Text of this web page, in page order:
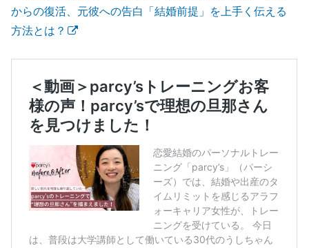
からの復活、元彼への告白「結婚前提」を上手く伝える
方法とは？